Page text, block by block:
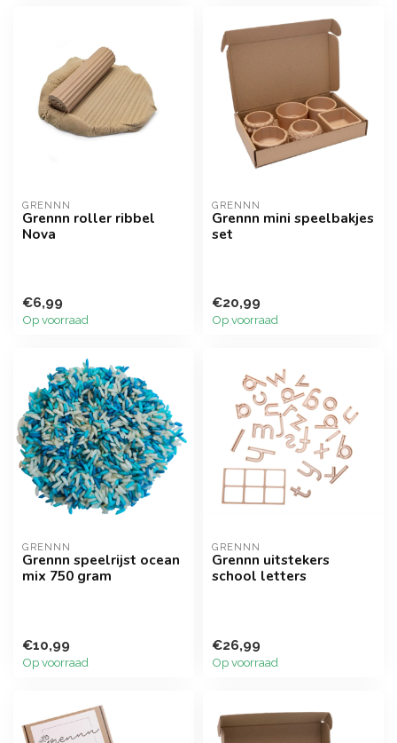
GRENNN
Grennn roller ribbel
Nova
€6,99
Op voorraad
GRENNN
Grennn mini speelbakjes
set
€20,99
Op voorraad
GRENNN
Grennn speelrijst ocean
mix 750 gram
€10,99
Op voorraad
GRENNN
Grennn uitstekers
school letters
€26,99
Op voorraad